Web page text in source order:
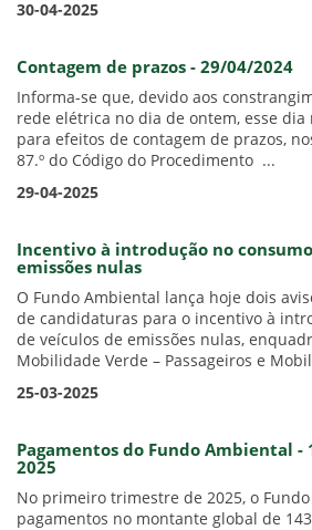
30-04-2025
Contagem de prazos - 29/04/2024
Informa-se que, devido aos
rede elétrica no dia de ontem, esse dia
para efeitos de contagem de prazos,
87.º do Código do Procedimento ...
29-04-2025
Incentivo à introdução no
emissões nulas
O Fundo Ambiental lança hoje dois
de candidaturas para o incentivo à
de veículos de emissões nulas,
Mobilidade Verde – Passageiros e
25-03-2025
Pagamentos do Fundo Ambiental -
2025
No primeiro trimestre de 2025, o
pagamentos no montante global de